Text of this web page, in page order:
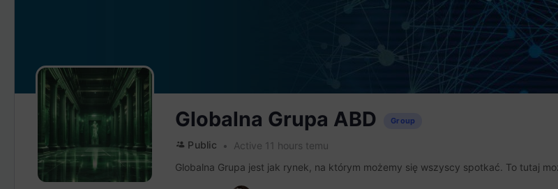
Globalna Grupa ABD Group
Public
Active 11 hours temu
Globalna Grupa jest jak rynek, na którym możemy się wszyscy spotkać. To tutaj